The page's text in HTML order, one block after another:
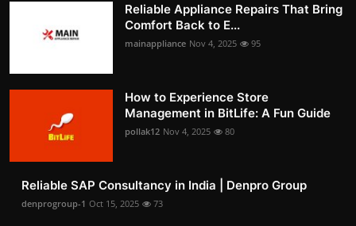
Reliable Appliance Repairs That Bring
Comfort Back to E...
mainappliance Nov 4, 2025 95
How to Experience Store
Management in BitLife: A Fun Guide
pollak12 Nov 4, 2025 80
Reliable SAP Consultancy in India | Denpro Group
denprogroup-1 Oct 15, 2025 73